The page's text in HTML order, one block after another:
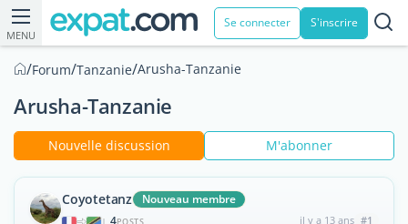
MENU
Se connecter S'inscrire
/Forum/Tanzanie/Arusha-Tanzanie
Arusha-Tanzanie
Nouvelle discussion M'abonner
Coyotetanz Nouveau membre
| 4 il y a 13 ans #1